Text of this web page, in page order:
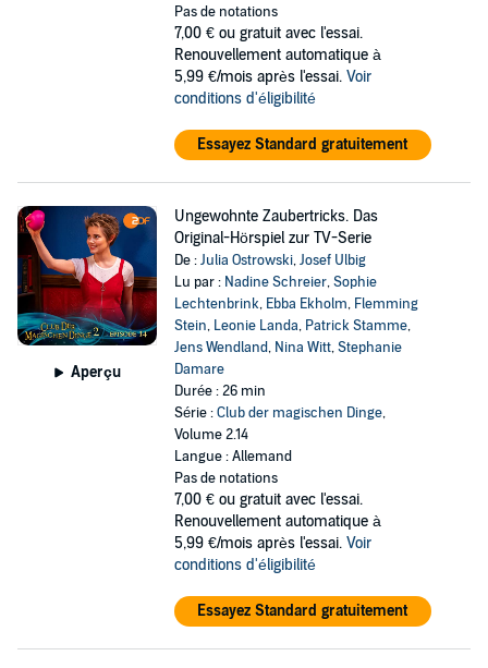
Pas de notations
7,00 € ou gratuit avec l'essai.
Renouvellement automatique à
5,99 €/mois après l'essai. Voir
conditions d'éligibilité
Essayez Standard gratuitement
Aperçu
Ungewohnte Zaubertricks. Das
Original-Hörspiel zur TV-Serie
De :Julia Ostrowski,Josef Ulbig
Lu par : Nadine Schreier,Sophie
Lechtenbrink, Ebba Ekholm, Flemming
Stein, Leonie Landa, Patrick Stamme,
Jens Wendland, Nina Witt,Stephanie
Damare
Durée : 26 min
Série :Club der magischen Dinge,
Volume 2.14
Langue : Allemand
Pas de notations
7,00 € ou gratuit avec l'essai.
Renouvellement automatique à
5,99 €/mois après l'essai. Voir
conditions d'éligibilité
Essayez Standard gratuitement